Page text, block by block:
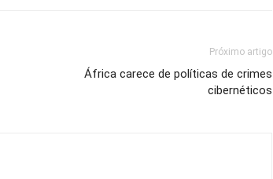
Próximo artigo
África carece de políticas de crimes
cibernéticos